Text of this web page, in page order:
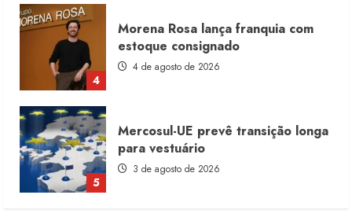
5
Mercosul-UE prevê transição longa
para vestuário
3 de agosto de 2026
1
Renata Caixeta assume Movimento
Sou de Algodão
5 de agosto de 2026